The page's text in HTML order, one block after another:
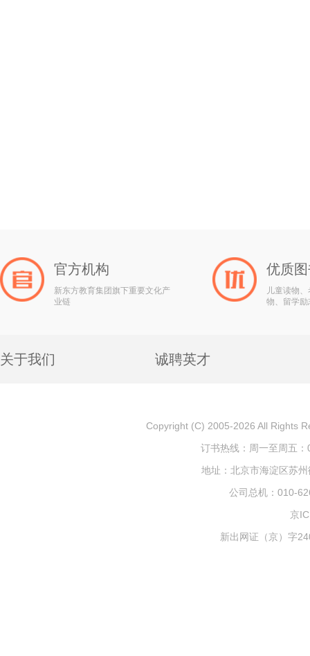
官方机构
新东方教育集团旗下重要文化产
业链
优质
儿童读物
物、留学
关于我们 诚聘英才
Copyright (C) 2005-2026 All Rights
订书热线：周一至周五
地址：北京市海淀区苏
公司总机：010-
京
新出网证（京）字